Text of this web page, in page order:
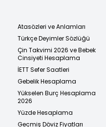
Atasözleri ve Anlamları
Türkçe Deyimler Sözlüğü
Çin Takvimi 2026 ve Bebek
Cinsiyeti Hesaplama
İETT Sefer Saatleri
Gebelik Hesaplama
Yükselen Burç Hesaplama
2026
Yüzde Hesaplama
Geçmiş Döviz Fiyatları